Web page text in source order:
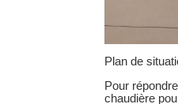
Plan de
Pour
chaudière